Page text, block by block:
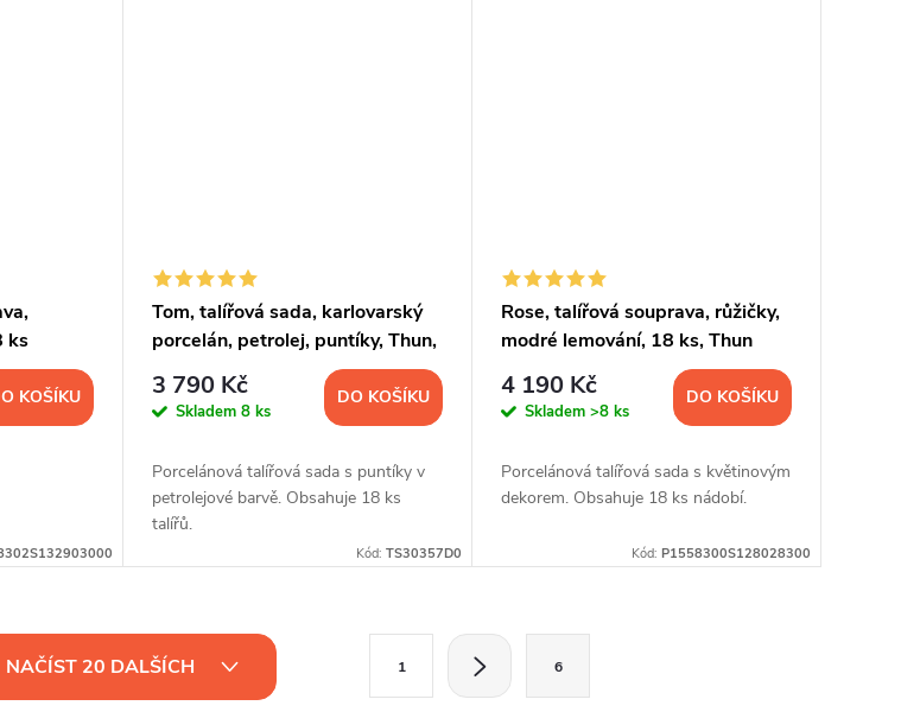
ks
KOŠÍKU
Tom, talířová sada, karlovarský
porcelán, petrolej, puntíky, Thun,
3 790 Kč
Skladem 8 ks
DO KOŠÍKU
Porcelánová talířová sada s puntíky v
petrolejové barvě. Obsahuje 18 ks
talířů.
Kód: TS30357D0
Rose, talířová souprava, růžičky,
modré lemování, 18 ks, Thun
4 190 Kč
Skladem >8 ks
DO KOŠÍKU
Porcelánová talířová sada s květinovým
dekorem. Obsahuje 18 ks nádobí.
Kód: P1558300S128028300
NAČÍST 20 DALŠÍCH 1 6